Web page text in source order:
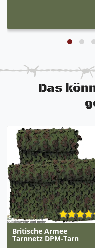
Das
Britische Armee
Tarnnetz DPM-Tarn